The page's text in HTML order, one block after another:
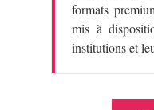
formats
mis à
institutions et